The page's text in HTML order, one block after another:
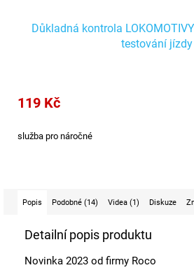
Důkladná kontrola
testování jízdy
119 Kč
služba pro náročné
Popis Podobné (14) Videa (1) Diskuze
Detailní popis produktu
Novinka 2023 od firmy Roco